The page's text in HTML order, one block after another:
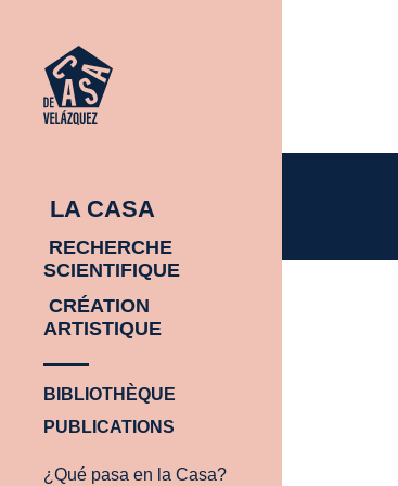
LA CASA
RECHERCHE
SCIENTIFIQUE
CRÉATION
ARTISTIQUE
BIBLIOTHÈQUE
PUBLICATIONS
¿Qué pasa en la Casa?